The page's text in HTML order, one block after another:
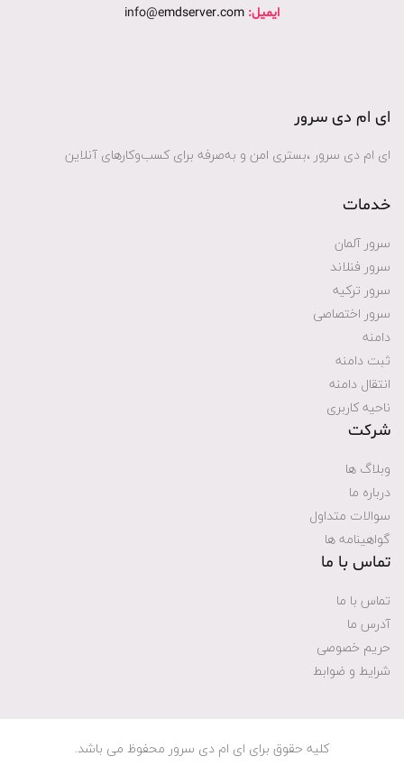
ایمیل: info@emdserver.com
ای ام دی سرور
ای ام دی سرور ،بستری امن و به‌صرفه برای کسب‌وکارهای آنلاین
خدمات
سرور آلمان
سرور فنلاند
سرور ترکیه
سرور اختصاصی
دامنه
ثبت دامنه
انتقال دامنه
ناحیه کاربری
شرکت
وبلاگ ها
درباره ما
سوالات متداول
گواهینامه ها
تماس با ما
تماس با ما
آدرس ما
حریم خصوصی
شرایط و ضوابط
کلیه حقوق برای ای ام دی سرور محفوظ می باشد.